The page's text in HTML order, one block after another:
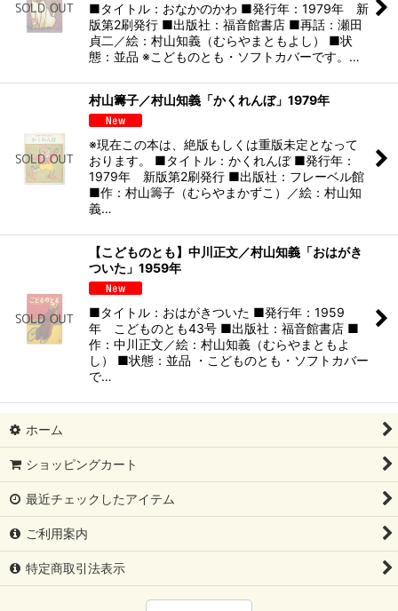
■タイトル：おなかのかわ ■発行年：1979年 新
版第2刷発行 ■出版社：福音館書店 ■再話：瀬田
貞二／絵：村山知義（むらやまともよし） ■状
態：並品 ※こどものとも・ソフトカバーです。…
村山籌子／村山知義「かくれんぼ」1979年
※現在この本は、絶版もしくは重版未定となって
おります。 ■タイトル：かくれんぼ ■発行年：
1979年 新版第2刷発行 ■出版社：フレーベル館
■作：村山籌子（むらやまかずこ）／絵：村山知
義…
【こどものとも】中川正文／村山知義「おはがき
ついた」1959年
■タイトル：おはがきついた ■発行年：1959
年 こどものとも43号 ■出版社：福音館書店 ■
作：中川正文／絵：村山知義（むらやまともよ
し） ■状態：並品 ・こどものとも・ソフトカバー
で…
ホーム
ショッピングカート
最近チェックしたアイテム
ご利用案内
特定商取引法表示